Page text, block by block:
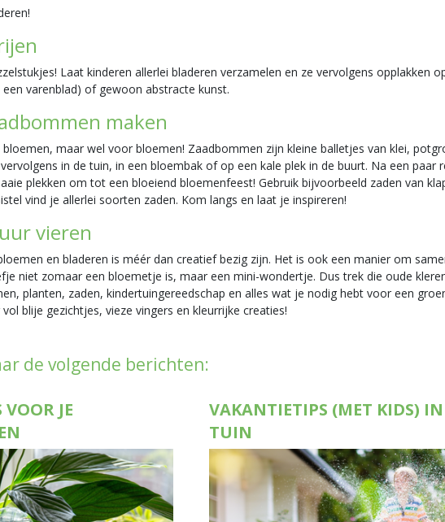
Laat kinderen allerlei bladeren verzamelen en ze vervolgens opplakken
varenblad) of gewoon abstracte kunst.
maken
maar wel voor bloemen! Zaadbommen zijn kleine balletjes van klei,
in de tuin, in een bloembak of op een kale plek in de buurt. Na een
plekken om tot een bloeiend bloemenfeest! Gebruik bijvoorbeeld zaden van
vind je allerlei soorten zaden. Kom langs en laat je inspireren!
vieren
en bladeren is méér dan creatief bezig zijn. Het is ook een manier om
niet zomaar een bloemetje is, maar een mini-wondertje. Dus trek die oude
planten, zaden, kindertuingereedschap en alles wat je nodig hebt voor een
blije gezichtjes, vieze vingers en kleurrijke creaties!
de volgende berichten:
JE
VAKANTIETIPS (MET KIDS) IN
TUIN